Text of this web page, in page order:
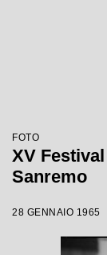
FOTO
XV
Sanremo
28 GENNAIO 1965